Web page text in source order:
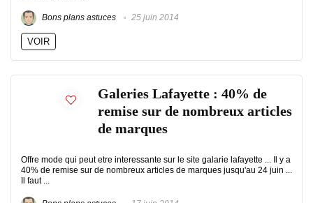
Bons plans astuces 25 juin 2014
VOIR
Galeries Lafayette : 40% de
remise sur de nombreux articles
de marques
Offre mode qui peut etre interessante sur le site galarie lafayette ... Il y a
40% de remise sur de nombreux articles de marques jusqu'au 24 juin ...
Il faut ...